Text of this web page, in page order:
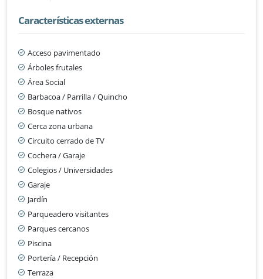
Características externas
Acceso pavimentado
Árboles frutales
Área Social
Barbacoa / Parrilla / Quincho
Bosque nativos
Cerca zona urbana
Circuito cerrado de TV
Cochera / Garaje
Colegios / Universidades
Garaje
Jardín
Parqueadero visitantes
Parques cercanos
Piscina
Portería / Recepción
Terraza